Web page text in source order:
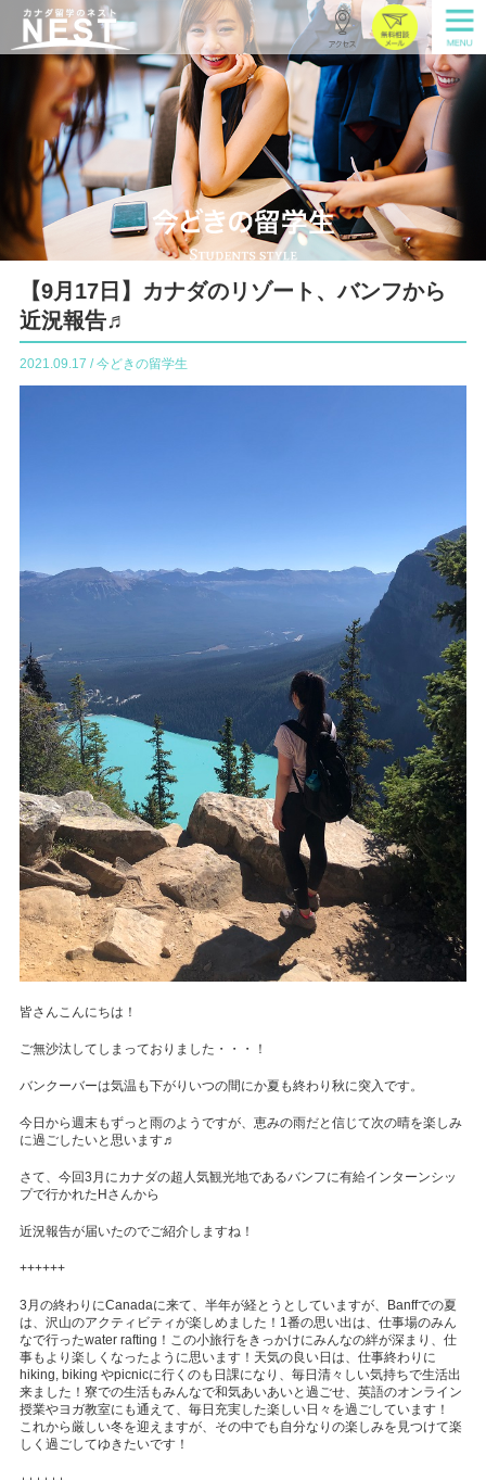
【9月17日】カナダのリゾート、バンフから
近況報告♬
2021.09.17 / 今どきの留学生
皆さんこんにちは！
ご無沙汰してしまっておりました・・・！
バンクーバーは気温も下がりいつの間にか夏も終わり秋に突入です。
今日から週末もずっと雨のようですが、恵みの雨だと信じて次の晴を楽しみ
に過ごしたいと思います♬
さて、今回3月にカナダの超人気観光地であるバンフに有給インターンシッ
プで行かれたHさんから
近況報告が届いたのでご紹介しますね！
++++++
3月の終わりにCanadaに来て、 半年が経とうとしていますが、Banffでの夏
は、 沢山のアクティビティが楽しめました！1番の思い出は、 仕事場のみん
なで行ったwater rafting！この小旅行をきっかけにみんなの絆が深まり、 仕
事もより楽しくなったように思います！天気の良い日は、 仕事終わりに
hiking, biking やpicnicに行くのも日課になり、 毎日清々しい気持ちで生活出
来ました！ 寮での生活もみんなで和気あいあいと過ごせ、 英語のオンライン
授業やヨガ教室にも通えて、 毎日充実した楽しい日々を過ごしています！
これから厳しい冬を迎えますが、 その中でも自分なりの楽しみを見つけて楽
しく過ごしてゆきたいです！